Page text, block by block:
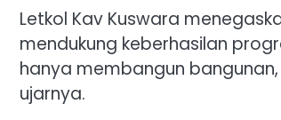
Letkol Kav Kuswara
mendukung keberhasilan
hanya membangun
ujarnya.